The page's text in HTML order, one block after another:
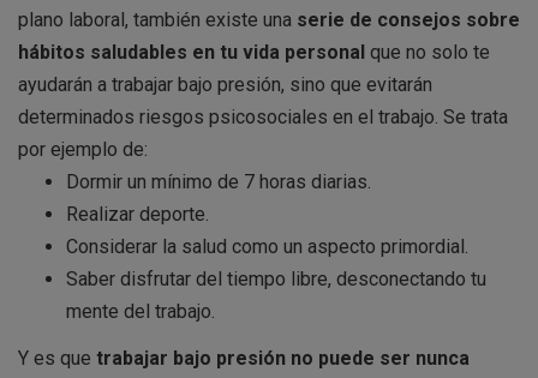
plano laboral, también existe una serie de consejos sobre
hábitos saludables en tu vida personal que no solo te
ayudarán a trabajar bajo presión, sino que evitarán
determinados riesgos psicosociales en el trabajo. Se trata
por ejemplo de:
Dormir un mínimo de 7 horas diarias.
Realizar deporte.
Considerar la salud como un aspecto primordial.
Saber disfrutar del tiempo libre, desconectando tu
mente del trabajo.
Y es que trabajar bajo presión no puede ser nunca